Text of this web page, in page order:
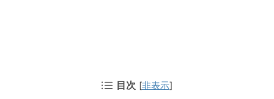
目次 [非表示]